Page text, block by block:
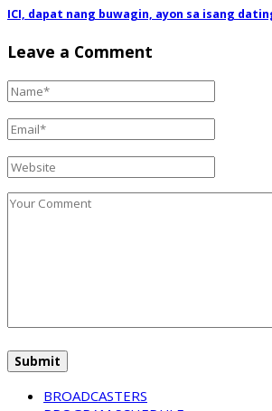
ICI, dapat nang buwagin, ayon sa isang
Leave a Comment
BROADCASTERS